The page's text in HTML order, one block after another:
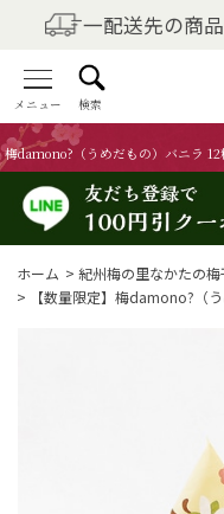
一配送先の商
メニュー 検索
商品を探す
全商品一覧
梅干しの商品一
梅酒の商品一覧
梅製品・その他
ホーム > 紀州梅の里なかたの梅
>
【数量限定】梅damono?（